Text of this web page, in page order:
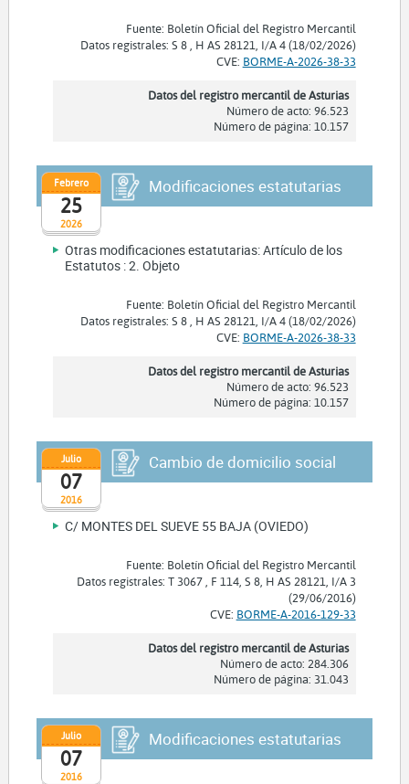
Fuente: Boletín Oficial del Registro Mercantil
Datos registrales: S 8 , H AS 28121, I/A 4 (18/02/2026)
CVE: BORME-A-2026-38-33
Datos del registro mercantil de Asturias
Número de acto: 96.523
Número de página: 10.157
2026
Febrero
25
Modificaciones estatutarias
Otras modificaciones estatutarias: Artículo de los
Estatutos : 2. Objeto
Fuente: Boletín Oficial del Registro Mercantil
Datos registrales: S 8 , H AS 28121, I/A 4 (18/02/2026)
CVE: BORME-A-2026-38-33
Datos del registro mercantil de Asturias
Número de acto: 96.523
Número de página: 10.157
2016
Julio
07
Cambio de domicilio social
C/ MONTES DEL SUEVE 55 BAJA (OVIEDO)
Fuente: Boletín Oficial del Registro Mercantil
Datos registrales: T 3067 , F 114, S 8, H AS 28121, I/A 3
(29/06/2016)
CVE: BORME-A-2016-129-33
Datos del registro mercantil de Asturias
Número de acto: 284.306
Número de página: 31.043
2016
Julio
07
Modificaciones estatutarias